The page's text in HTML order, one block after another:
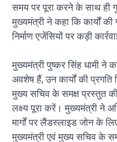
समय पर पूरा करने के साथ ही
मुख्यमंत्री ने कहा कि कार्यों
निर्माण एजेंसियों पर कड़ी
मुख्यमंत्री पुष्कर सिंह धामी ने
अवशेष हैं, उन कार्यों की प्रगति
मुख्य सचिव के समक्ष प्रस्तुत
लक्ष्य पूरा करें। मुख्यमंत्री ने
मार्गों पर लैंडस्लाइड जोन के
मुख्यमंत्री एवं मुख्य सचिव के